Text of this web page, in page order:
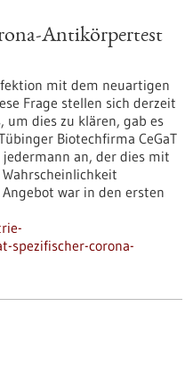
Antikörpertest
mit dem neuartigen
Frage stellen sich derzeit
um dies zu klären, gab es
Biotechfirma CeGaT
an, der dies mit
war in den ersten
spezifischer-corona-